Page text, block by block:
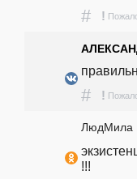
# !
# !
ЛюдМила
!!!